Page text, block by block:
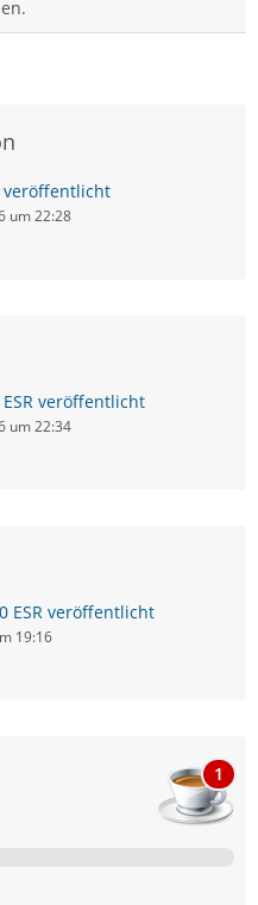
veröffentlicht
um 22:28
veröffentlicht
um 22:34
ESR veröffentlicht
19:16
1